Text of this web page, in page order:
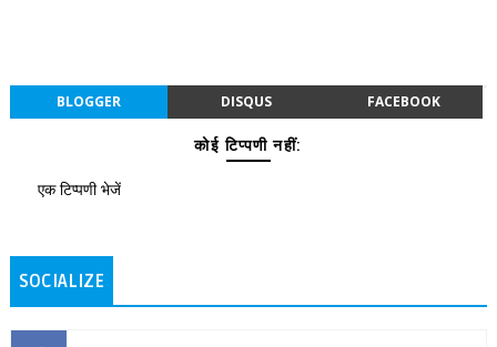
BLOGGER DISQUS FACEBOOK
कोई टिप्पणी नहीं:
एक टिप्पणी भेजें
SOCIALIZE